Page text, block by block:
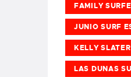
FAMILY
JUNIO SURF
KELLY SLATER
LAS DUNAS